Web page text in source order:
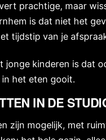
prachtige, maar
is dat niet het
tijdstip van je
jonge kinderen is dat
het eten gooit.
IN DE
zijn mogelijk, met